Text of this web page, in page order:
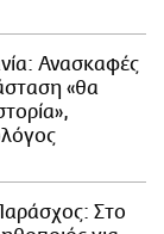
Ανασκαφές
«θα
Στο